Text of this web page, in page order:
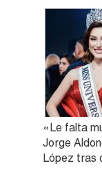
«Le falta
Jorge
López tras